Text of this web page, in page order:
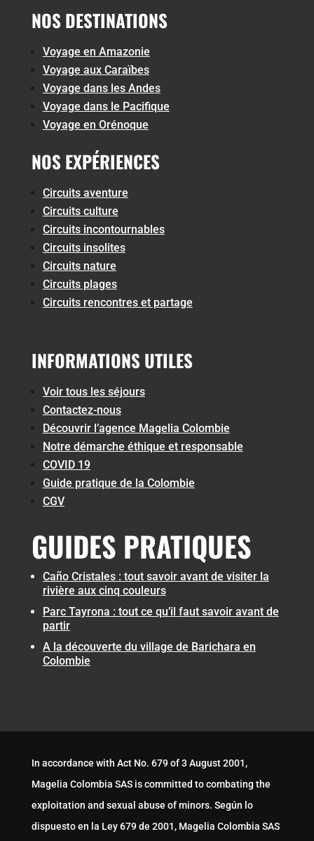
NOS DESTINATIONS
Voyage en Amazonie
Voyage aux Caraïbes
Voyage dans les Andes
Voyage dans le Pacifique
Voyage en Orénoque
NOS EXPÉRIENCES
Circuits aventure
Circuits culture
Circuits incontournables
Circuits insolites
Circuits nature
Circuits plages
Circuits rencontres et partage
INFORMATIONS UTILES
Voir tous les séjours
Contactez-nous
Découvrir l’agence Magelia Colombie
Notre démarche éthique et responsable
COVID 19
Guide pratique de la Colombie
CGV
GUIDES PRATIQUES
Caño Cristales : tout savoir avant de visiter la
rivière aux cinq couleurs
Parc Tayrona : tout ce qu’il faut savoir avant de
partir
A la découverte du village de Barichara en
Colombie
In accordance with Act No. 679 of 3 August 2001,
Magelia Colombia SAS is committed to combating the
exploitation and sexual abuse of minors. Según lo
dispuesto en la Ley 679 de 2001, Magelia Colombia SAS